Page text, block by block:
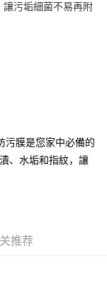
後付手機驗證視
會員則會收到
通知簡訊或AFTEE
，但無法保證一定能
讓污垢細菌不易再附
污膜是您家中必備的
、水垢和指紋，讓
推荐